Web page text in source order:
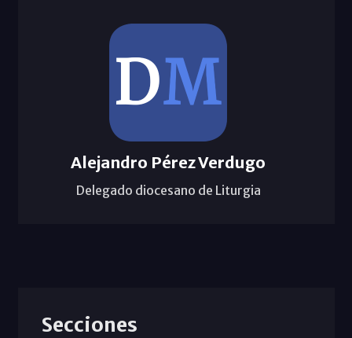
Alejandro Pérez Verdugo
Delegado diocesano de Liturgia
Secciones